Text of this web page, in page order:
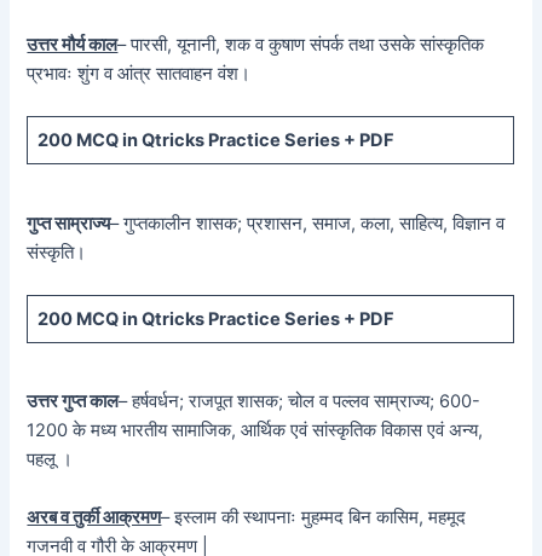
उत्तर मौर्य काल– पारसी, यूनानी, शक व कुषाण संपर्क तथा उसके सांस्कृतिक
प्रभावः शुंग व आंत्र सातवाहन वंश।
200 MCQ in Qtricks Practice Series + PDF
गुप्त साम्राज्य– गुप्तकालीन शासक; प्रशासन, समाज, कला, साहित्य, विज्ञान व
संस्कृति।
200 MCQ in Qtricks Practice Series + PDF
उत्तर गुप्त काल– हर्षवर्धन; राजपूत शासक; चोल व पल्लव साम्राज्य; 600-
1200 के मध्य भारतीय सामाजिक, आर्थिक एवं सांस्कृतिक विकास एवं अन्य,
पहलू ।
अरब व तुर्की आक्रमण– इस्लाम की स्थापनाः मुहम्मद बिन कासिम, महमूद
गजनवी व गौरी के आक्रमण |